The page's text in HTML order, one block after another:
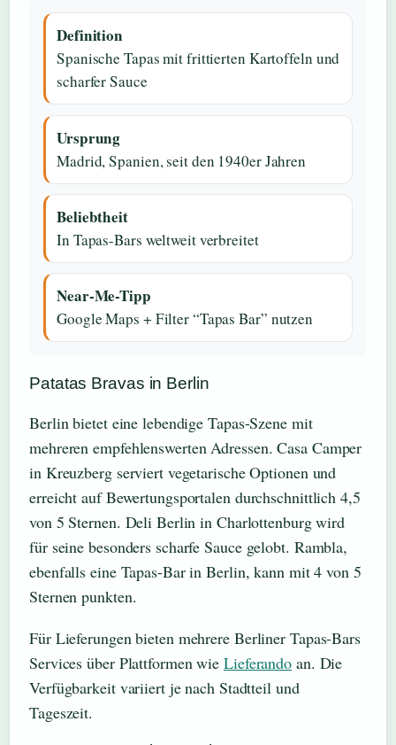
Definition
Spanische Tapas mit frittierten Kartoffeln und
scharfer Sauce
Ursprung
Madrid, Spanien, seit den 1940er Jahren
Beliebtheit
In Tapas-Bars weltweit verbreitet
Near-Me-Tipp
Google Maps + Filter “Tapas Bar” nutzen
Patatas Bravas in Berlin
Berlin bietet eine lebendige Tapas-Szene mit
mehreren empfehlenswerten Adressen. Casa Camper
in Kreuzberg serviert vegetarische Optionen und
erreicht auf Bewertungsportalen durchschnittlich 4,5
von 5 Sternen. Deli Berlin in Charlottenburg wird
für seine besonders scharfe Sauce gelobt. Rambla,
ebenfalls eine Tapas-Bar in Berlin, kann mit 4 von 5
Sternen punkten.
Für Lieferungen bieten mehrere Berliner Tapas-Bars
Services über Plattformen wie Lieferando an. Die
Verfügbarkeit variiert je nach Stadtteil und
Tageszeit.